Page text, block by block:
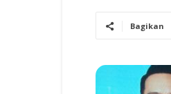
Bagikan